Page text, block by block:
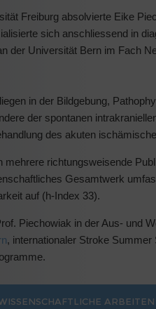
Freiburg absolvierte Eike
sich anschliessend in
der Universität Bern im Fach
in der Bildgebung,
der spontanen
des akuten
richtungsweisende
Gesamtwerk
auf (h-Index 33).
Piechowiak in der Aus- und
, internationaler Stroke
ARBEITEN